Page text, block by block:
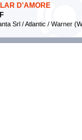
D'AMORE
Srl / Atlantic / Warner